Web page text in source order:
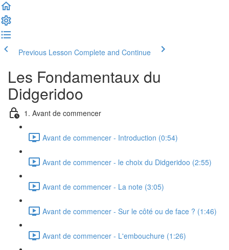
Previous Lesson Complete and Continue
Les Fondamentaux du
Didgeridoo
1. Avant de commencer
Avant de commencer - Introduction (0:54)
Avant de commencer - le choix du Didgeridoo (2:55)
Avant de commencer - La note (3:05)
Avant de commencer - Sur le côté ou de face ? (1:46)
Avant de commencer - L'embouchure (1:26)